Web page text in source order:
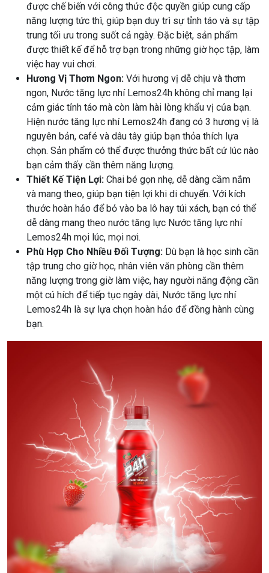
được chế biến với công thức độc quyền giúp cung cấp
năng lượng tức thì, giúp bạn duy trì sự tỉnh táo và sự tập
trung tối ưu trong suốt cả ngày. Đặc biệt, sản phẩm
được thiết kế để hỗ trợ bạn trong những giờ học tập, làm
việc hay vui chơi.
Hương Vị Thơm Ngon: Với hương vị dễ chịu và thơm
ngon, Nước tăng lực nhí Lemos24h không chỉ mang lại
cảm giác tỉnh táo mà còn làm hài lòng khẩu vị của bạn.
Hiện nước tăng lực nhí Lemos24h đang có 3 hương vị là
nguyên bản, café và dâu tây giúp bạn thỏa thích lựa
chọn. Sản phẩm có thể được thưởng thức bất cứ lúc nào
bạn cảm thấy cần thêm năng lượng.
Thiết Kế Tiện Lợi: Chai bé gọn nhẹ, dễ dàng cầm nắm
và mang theo, giúp bạn tiện lợi khi di chuyển. Với kích
thước hoàn hảo để bỏ vào ba lô hay túi xách, bạn có thể
dễ dàng mang theo nước tăng lực Nước tăng lực nhí
Lemos24h mọi lúc, mọi nơi.
Phù Hợp Cho Nhiều Đối Tượng: Dù bạn là học sinh cần
tập trung cho giờ học, nhân viên văn phòng cần thêm
năng lượng trong giờ làm việc, hay người năng động cần
một cú hích để tiếp tục ngày dài, Nước tăng lực nhí
Lemos24h là sự lựa chọn hoàn hảo để đồng hành cùng
bạn.